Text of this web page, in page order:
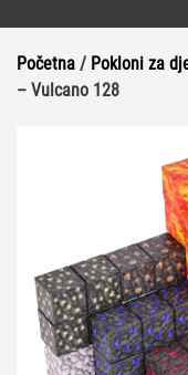
Početna / Pokloni za
– Vulcano 128